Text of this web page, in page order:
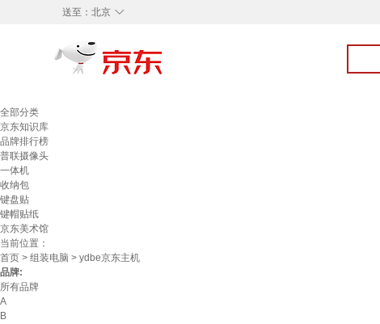
◇
送至： 北京
全部分类
京东知识库
品牌排行榜
普联摄像头
一体机
收纳包
键盘贴
键帽贴纸
京东美术馆
当前位置：
首页 > 组装电脑 > ydbe京东主机
品牌:
所有品牌
A
B